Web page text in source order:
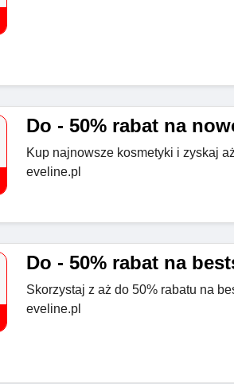
Do - 50% rabat na
Kup najnowsze kosmetyki i zyskaj
eveline.pl
Do - 50% rabat na
Skorzystaj z aż do 50% rabatu na
eveline.pl